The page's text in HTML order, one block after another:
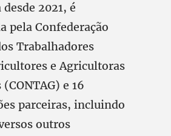
2021, é
pela Confederação
Trabalhadores
e Agricultoras
e 16
parceiras, incluindo
outros